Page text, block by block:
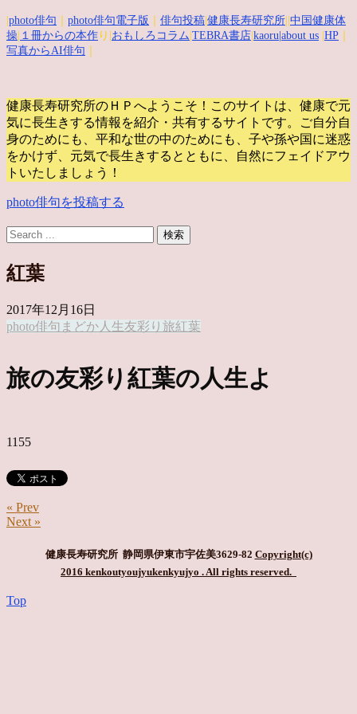
photo俳句 photo俳句電子版 俳句投稿 健康長寿研究所 中国健康体
操 １冊からの本作 り| おもしろコラム TEBRA書店 kaoru |about us HP
写真からAI俳句
健康長寿研究所のＨＰへようこそ！このサイトは、健康で元
気に長生きする情報を紹介・共有するサイトです。
ご自分自
身のためにも、平和な世の中のためにも、子や孫や国に迷惑
をかけず、元気で長生きするとともに、自然にフェイドアウ
トいたしましょう！
photo俳句を投稿する
紅葉
2017年12月16日
photo俳句 まどか 人生友彩り 旅紅葉
旅の友彩り紅葉の人生よ
1155
« Prev
Next »
健康長寿研究所 静岡県伊東市宇佐美3629-82 Copyright(c)
2016 kenkoutyoujyukenkyujyo . All rights reserved.
Top